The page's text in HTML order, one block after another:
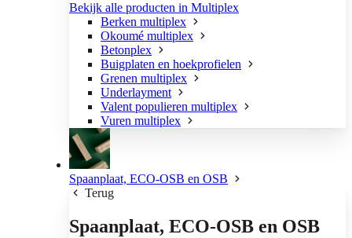
Bekijk alle producten in Multiplex
Berken multiplex
Okoumé multiplex
Betonplex
Buigplaten en hoekprofielen
Grenen multiplex
Underlayment
Valent populieren multiplex
Vuren multiplex
Spaanplaat, ECO-OSB en OSB
Terug
Spaanplaat, ECO-OSB en OSB